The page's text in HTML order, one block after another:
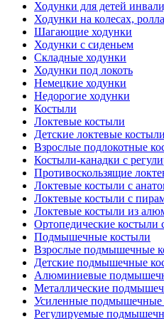
Ходунки для детей
Ходунки на колесах,
Шагающие ходунки
Ходунки с сиденьем
Складные ходунки
Ходунки под локоть
Немецкие ходунки
Недорогие ходунки
Костыли
Локтевые костыли
Детские локтевые костыли
Взрослые подлокотные
Костыли-канадки с
Противоскользящие
Локтевые костыли с
Локтевые костыли с
Локтевые костыли из
Ортопедические костыли
Подмышечные костыли
Взрослые подмышечные
Детские подмышечные
Алюминиевые
Металлические
Усиленные подмышечные
Регулируемые